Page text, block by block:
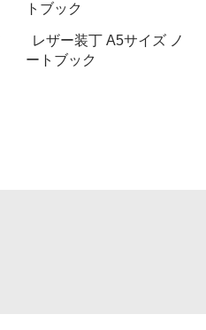
トブック
レザー装丁 A5サイズ ノ
ートブック